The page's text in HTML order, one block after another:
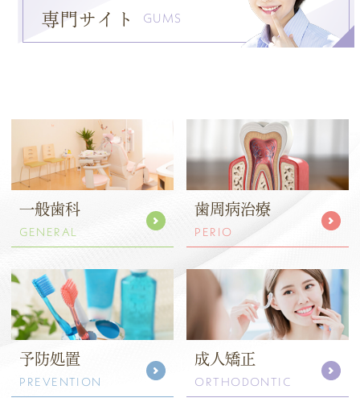
専門サイト GUMS
一般歯科
GENERAL
歯周病治療
PERIO
予防処置
PREVENTION
成人矯正
ORTHODONTIC